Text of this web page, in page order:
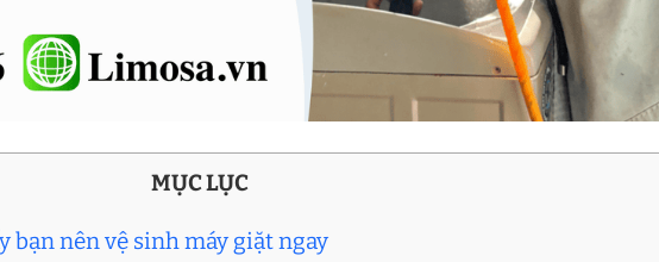
MỤC LỤC
bạn nên vệ sinh máy giặt ngay